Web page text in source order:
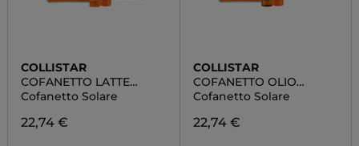
COLLISTAR
COFANETTO LATTE
SPRAY ABBRONZANTE
IDRATANTE SPF 20
Cofanetto Solare
22,74 €
COLLISTAR
COFANETTO OLIO
SECCO
SUPERABBRONZANTE
IDRATANTE SPF 6
Cofanetto Solare
22,74 €